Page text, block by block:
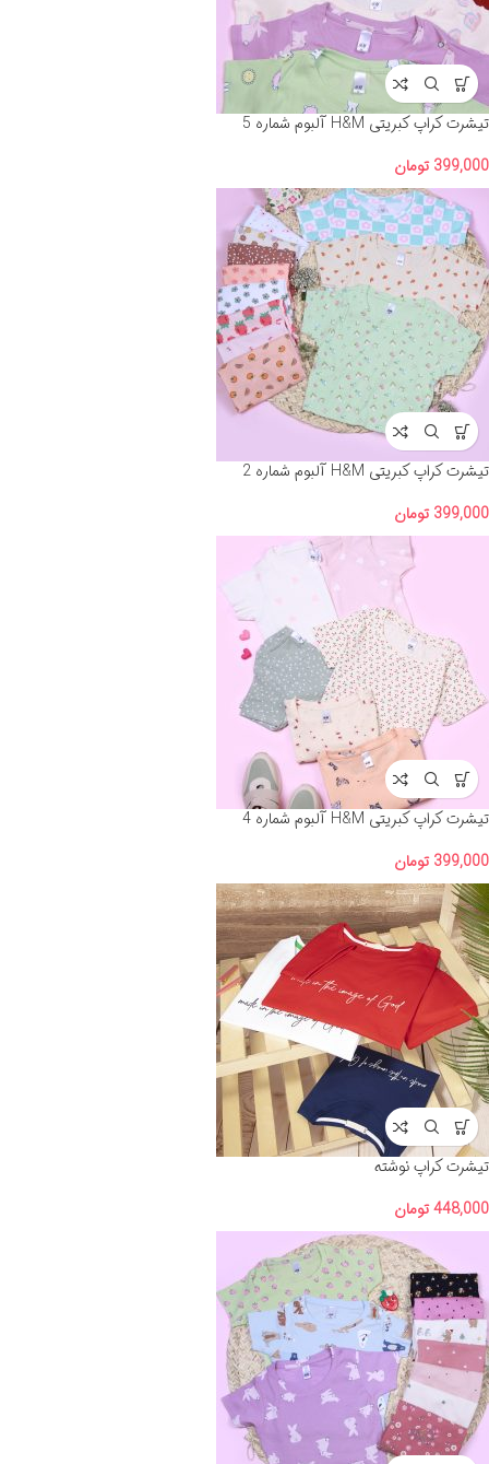
تیشرت کراپ کبریتی H&M آلبوم شماره 5
399,000 تومان
تیشرت کراپ کبریتی H&M آلبوم شماره 2
399,000 تومان
تیشرت کراپ کبریتی H&M آلبوم شماره 4
399,000 تومان
تیشرت کراپ نوشته
448,000تومان